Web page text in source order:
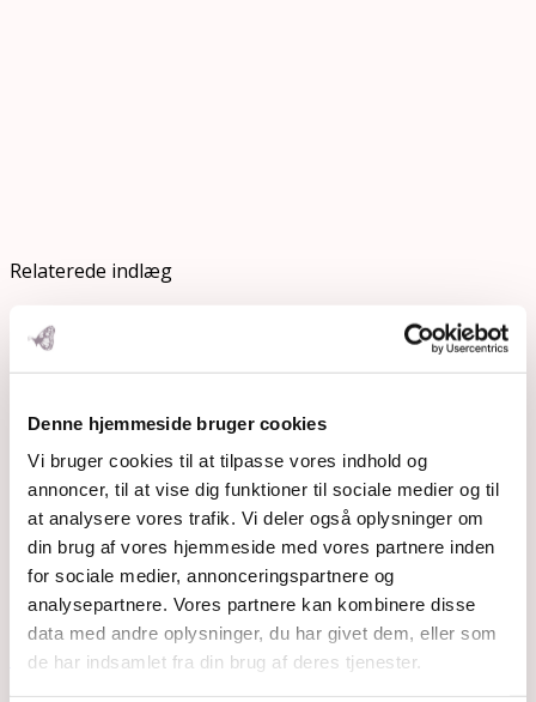
Denne hjemmeside bruger cookies
Vi bruger cookies til at tilpasse vores indhold og
annoncer, til at vise dig funktioner til sociale medier og til
at analysere vores trafik. Vi deler også oplysninger om
din brug af vores hjemmeside med vores partnere inden
for sociale medier, annonceringspartnere og
analysepartnere. Vores partnere kan kombinere disse
data med andre oplysninger, du har givet dem, eller som
de har indsamlet fra din brug af deres tjenester.
Relaterede indlæg
Fredagsbrevkassen uge 29 – 2015